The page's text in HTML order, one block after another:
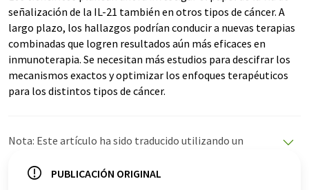
señalización de la IL-21 también en otros tipos de cáncer. A
largo plazo, los hallazgos podrían conducir a nuevas terapias
combinadas que logren resultados aún más eficaces en
inmunoterapia. Se necesitan más estudios para descifrar los
mecanismos exactos y optimizar los enfoques terapéuticos
para los distintos tipos de cáncer.
Nota: Este artículo ha sido traducido utilizando un
ofrece estas traducciones automáticas para presentar
PUBLICACIÓN ORIGINAL